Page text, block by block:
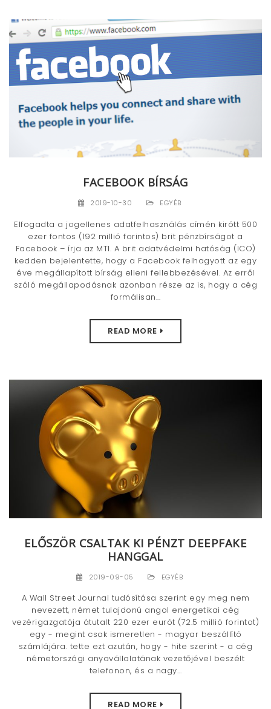
FACEBOOK BÍRSÁG
2019-10-30 EGYÉB
Elfogadta a jogellenes adatfelhasználás címén kirótt 500
ezer fontos (192 millió forintos) brit pénzbírságot a
Facebook – írja az MTI. A brit adatvédelmi hatóság (ICO)
kedden bejelentette, hogy a Facebook felhagyott az egy
éve megállapított bírság elleni fellebbezésével. Az erről
szóló megállapodásnak azonban része az is, hogy a cég
formálisan...
READ MORE
ELŐSZÖR CSALTAK KI PÉNZT DEEPFAKE
HANGGAL
2019-09-05 EGYÉB
A Wall Street Journal tudósítása szerint egy meg nem
nevezett, német tulajdonú angol energetikai cég
vezérigazgatója átutalt 220 ezer eurót (72.5 millió forintot)
egy - megint csak ismeretlen - magyar beszállító
számlájára. tette ezt azután, hogy - hite szerint - a cég
németországi anyavállalatának vezetőjével beszélt
telefonon, és a nagy...
READ MORE